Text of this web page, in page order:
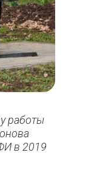
работы
в 2019